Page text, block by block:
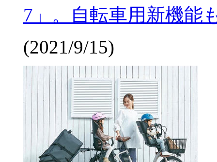
7」。自転車用新機能
(2021/9/15)